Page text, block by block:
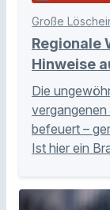
Große
Regionale
Hinweise
Die
befeuert –
Ist hier ein